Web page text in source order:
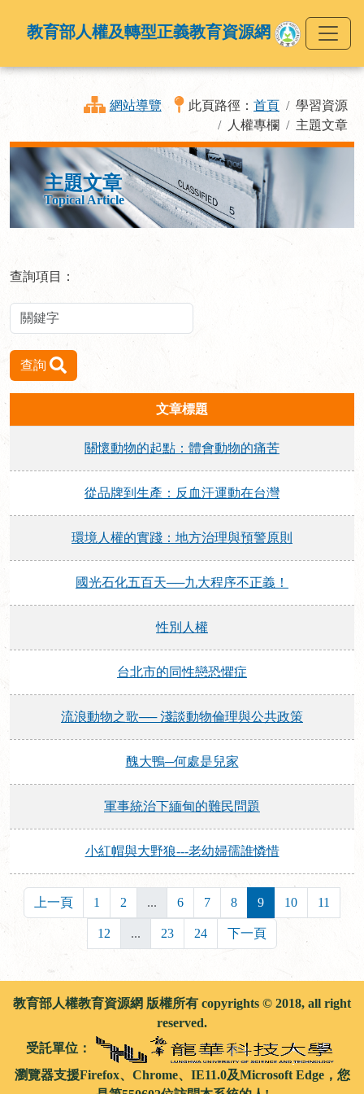
教育部人權及轉型正義教育資源網
網站導覽 此頁路徑： 首頁
學習資源
人權專欄
主題文章
主題文章
Topical Article
查詢項目：
查詢
文章標題
關懷動物的起點：體會動物的痛苦
從品牌到生產：反血汗運動在台灣
環境人權的實踐：地方治理與預警原則
國光石化五百天──九大程序不正義！
性別人權
台北市的同性戀恐懼症
流浪動物之歌── 淺談動物倫理與公共政策
醜大鴨─何處是兒家
軍事統治下緬甸的難民問題
小紅帽與大野狼---老幼婦孺誰憐惜
上一頁 1 2 ... 6 7 8 9 10 11
12 ... 23 24 下一頁
教育部人權教育資源網 版權所有 copyrights © 2018, all right
reserved.
受託單位：
瀏覽器支援Firefox、Chrome、IE11.0及Microsoft Edge，您